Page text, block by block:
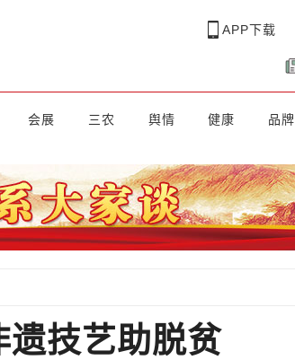
APP下载
会展 三农 舆情 健康 品牌
遗技艺助脱贫